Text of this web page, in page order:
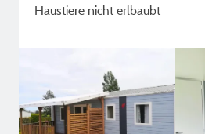
Haustiere nicht erlbaubt